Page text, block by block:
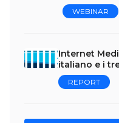
WEBINAR
Internet
italiano e i
REPORT